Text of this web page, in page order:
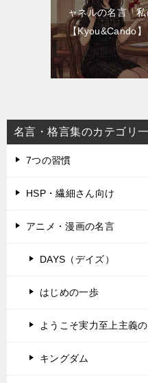
ャネルの名言「
【Kyou&Cando】
名言・格言集のカテゴリ
7つの習慣
HSP・繊細さん向け
アニメ・漫画の名言
DAYS（デイズ）
はじめの一歩
ようこそ実力至上主義
キングダム